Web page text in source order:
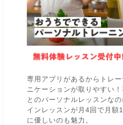
専用アプリがあるからトレ
ニケーションが取りやすい
とのパーソナルレッスンな
インレッスンが月4回で月額
に優しいのも魅力。